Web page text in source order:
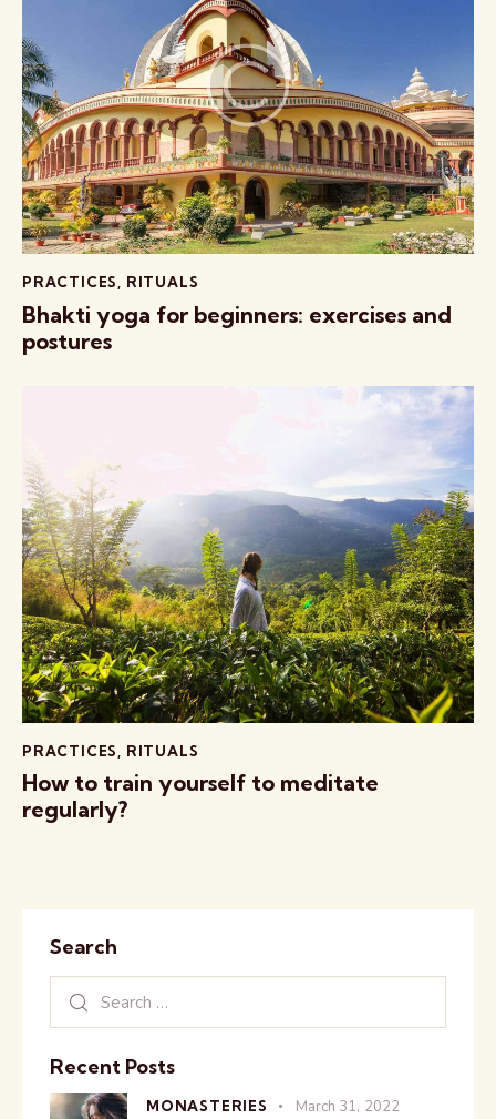
PRACTICES RITUALS
Bhakti yoga for beginners: exercises and
postures
PRACTICES RITUALS
How to train yourself to meditate
regularly?
Search
Recent Posts
MONASTERIES March 31, 2022